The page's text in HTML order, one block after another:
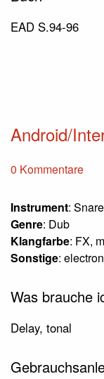
EAD S.94-96
Android/
0 Kommentare
Instrument:
Genre: Dub
Klangfarbe: FX,
Sonstige:
Was brauche
Delay, tonal